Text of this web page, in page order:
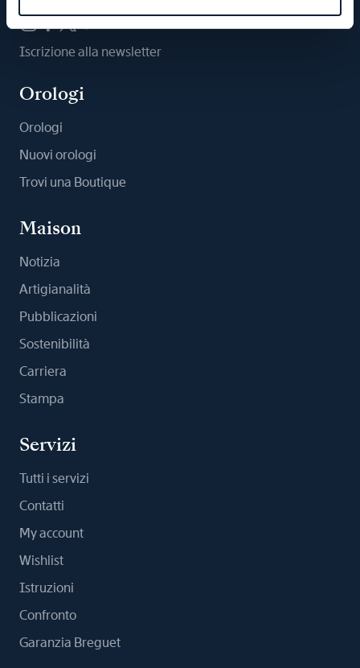
Iscrizione alla newsletter
Orologi
Orologi
Nuovi orologi
Trovi una Boutique
Maison
Notizia
Artigianalità
Pubblicazioni
Sostenibilità
Carriera
Stampa
Servizi
Tutti i servizi
Contatti
My account
Wishlist
Istruzioni
Confronto
Garanzia Breguet